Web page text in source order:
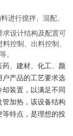
进行搅拌、混配、
求设计结构及配置可
控制、出料控制、
。
、建材、化工、颜
产品的工艺要求选
装置，以满足不同
加热，该设备结构
特点，是理想的投